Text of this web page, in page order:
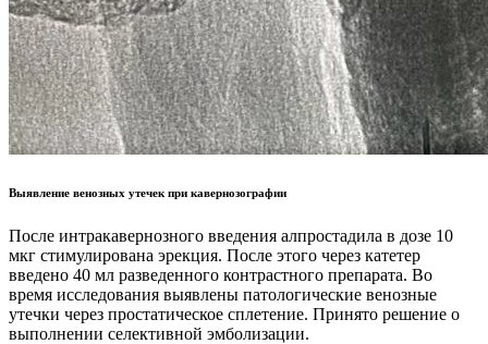
Выявление венозных утечек при кавернозографии
После интракавернозного введения алпростадила в дозе 10
мкг стимулирована эрекция. После этого через катетер
введено 40 мл разведенного контрастного препарата. Во
время исследования выявлены патологические венозные
утечки через простатическое сплетение. Принято решение о
выполнении селективной эмболизации.